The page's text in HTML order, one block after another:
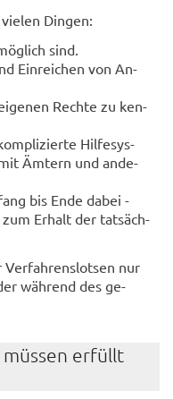
Din­gen:
sind.
Ein­rei­chen von An­
Rech­te zu ken­
Hil­fe­sys­
Äm­tern und an­de­
bis Ende dabei -
Er­halt der tat­säch­
Ver­fah­rens­lot­sen nur
wäh­rend des ge­
müs­sen er­füllt